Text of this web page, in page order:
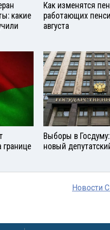
какие
Как изменятся
работающих
августа
границе
Выборы в
новый
Новости